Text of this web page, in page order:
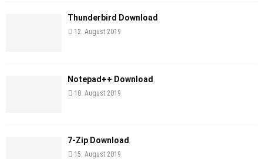
Thunderbird Download
12. August 2019
Notepad++ Download
10. August 2019
7-Zip Download
15. August 2019